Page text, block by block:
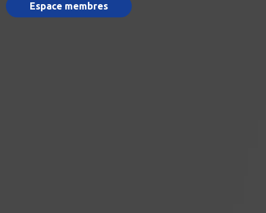
Espace membres